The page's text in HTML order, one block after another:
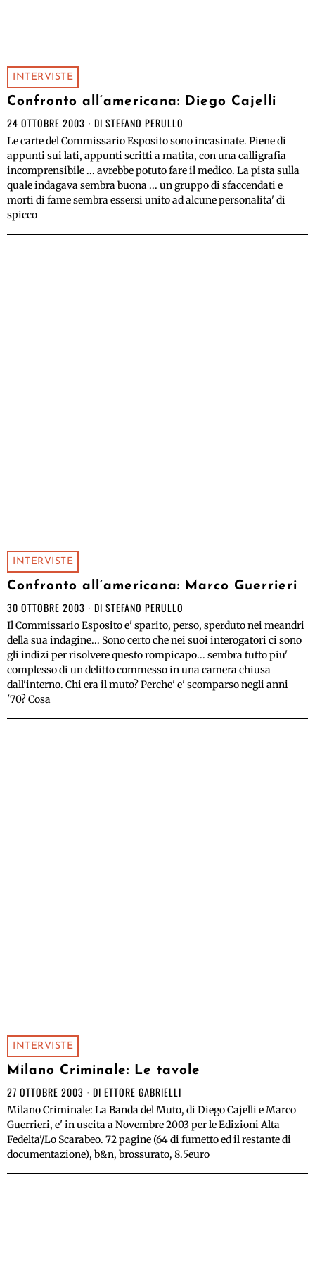
INTERVISTE
Confronto all’americana: Diego Cajelli
24 OTTOBRE 2003 DI STEFANO PERULLO
Le carte del Commissario Esposito sono incasinate. Piene di
appunti sui lati, appunti scritti a matita, con una calligrafia
incomprensibile ... avrebbe potuto fare il medico. La pista sulla
quale indagava sembra buona ... un gruppo di sfaccendati e
morti di fame sembra essersi unito ad alcune personalita' di
spicco
INTERVISTE
Confronto all’americana: Marco Guerrieri
30 OTTOBRE 2003 DI STEFANO PERULLO
Il Commissario Esposito e' sparito, perso, sperduto nei meandri
della sua indagine... Sono certo che nei suoi interogatori ci sono
gli indizi per risolvere questo rompicapo... sembra tutto piu'
complesso di un delitto commesso in una camera chiusa
dall'interno. Chi era il muto? Perche' e' scomparso negli anni
'70? Cosa
INTERVISTE
Milano Criminale: Le tavole
27 OTTOBRE 2003 DI ETTORE GABRIELLI
Milano Criminale: La Banda del Muto, di Diego Cajelli e Marco
Guerrieri, e' in uscita a Novembre 2003 per le Edizioni Alta
Fedelta'/Lo Scarabeo. 72 pagine (64 di fumetto ed il restante di
documentazione), b&n, brossurato, 8.5euro